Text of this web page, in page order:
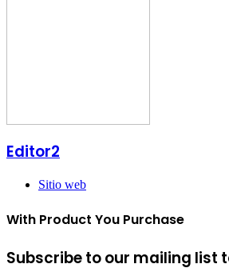
Editor2
Sitio web
With Product You Purchase
Subscribe to our mailing list